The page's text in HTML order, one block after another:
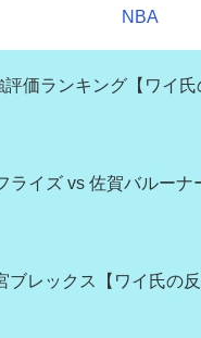
NBA
価ランキング【ワイ氏
ライズ vs 佐賀バルーナ
ブレックス【ワイ氏の反